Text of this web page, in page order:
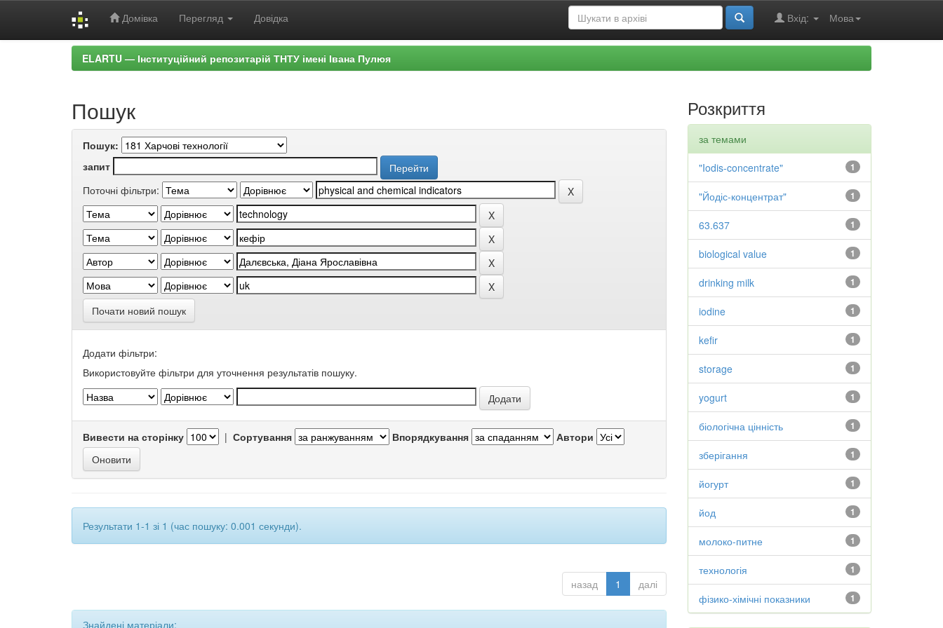
Домівка Перегляд Довідка Мова
Вхід:
ELARTU — Інституційний репозитарій ТНТУ імені Івана Пулюя
Пошук
Пошук:
запит
Поточні фільтри:
Почати новий пошук
Додати фільтри:
Використовуйте фільтри для уточнення результатів пошуку.
Вивести на сторінку | Сортування Впорядкування Автори
Результати 1-1 зі 1 (час пошуку: 0.001 секунди).
назад 1 далі
Знайдені матеріали:
Розкриття
за темами
1
"Iodis-concentrate"
1
"Йодіс-концентрат"
1
63.637
1
biological value
1
drinking milk
1
iodine
1
kefir
1
storage
1
yogurt
1
біологічна цінність
1
зберігання
1
йогурт
1
йод
1
молоко-питне
1
технологія
1
фізико-хімічні показники